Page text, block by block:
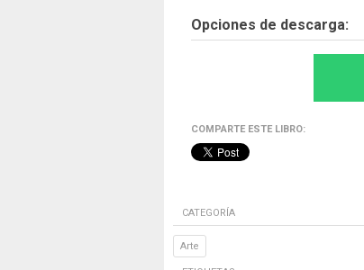
Opciones de descarga:
COMPARTE ESTE LIBRO:
CATEGORÍA
Arte